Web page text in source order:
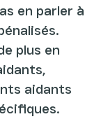
en parler à
plus en
aidants